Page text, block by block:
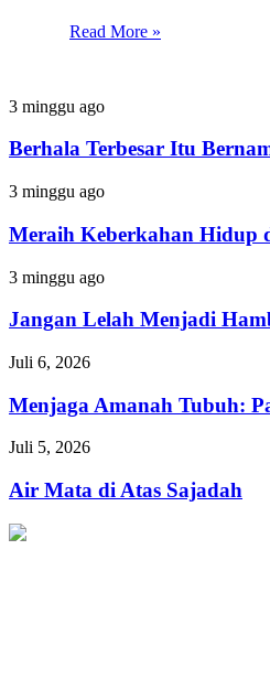
Read More »
Berhala
Itu
Ego
3 minggu ago
Berhala Terbesar Itu
Meraih
Hidup
dengan
Menolong
Kaum
Fakir
3 minggu ago
Meraih Keberkahan Hidup
Jangan
Menjadi
Hamba
Allah,
Jangan
Pernah
Menyerah
Ketaatan
3 minggu ago
Jangan Lelah Menjadi
Menjaga
Tubuh:
Panduan
Makanan
dan
Berkah
untuk
Muslimah
Juli 6, 2026
Menjaga Amanah Tubuh:
Air
di
Atas
Sajadah
Juli 5, 2026
Air Mata di Atas Sajadah